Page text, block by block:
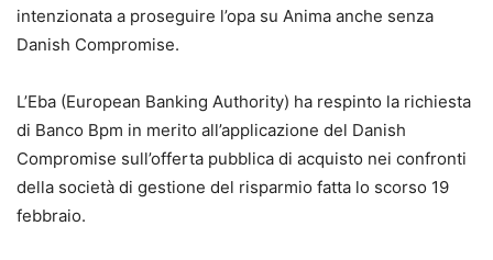
intenzionata a proseguire l’opa su Anima anche senza
Danish Compromise.
L’Eba (European Banking Authority) ha respinto la richiesta
di Banco Bpm in merito all’applicazione del Danish
Compromise sull’offerta pubblica di acquisto nei confronti
della società di gestione del risparmio fatta lo scorso 19
febbraio.